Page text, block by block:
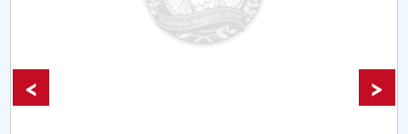
Comisie de etica unversitară
Evenimente CUP
< >